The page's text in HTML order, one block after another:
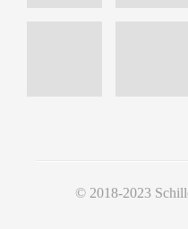
© 2018-2023